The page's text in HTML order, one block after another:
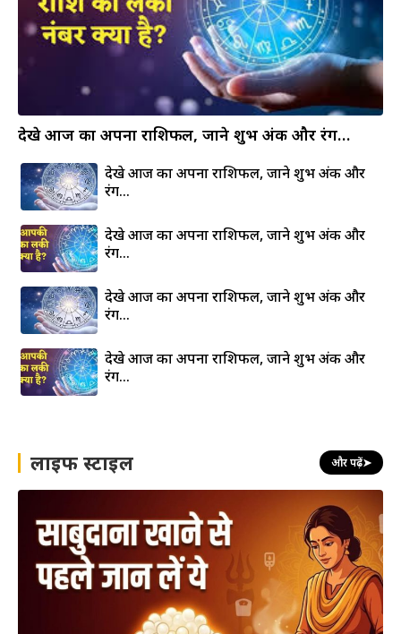
देखे आज का अपना राशिफल, जाने शुभ अंक और रंग…
देखे आज का अपना राशिफल, जाने शुभ अंक और
रंग…
देखे आज का अपना राशिफल, जाने शुभ अंक और
रंग…
देखे आज का अपना राशिफल, जाने शुभ अंक और
रंग…
देखे आज का अपना राशिफल, जाने शुभ अंक और
रंग…
लाइफ स्टाइल और पढ़ें➤